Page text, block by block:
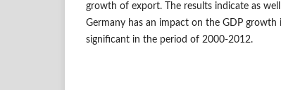
growth of export. The results indicate as
Germany has an impact on the GDP
significant in the period of 2000-2012.